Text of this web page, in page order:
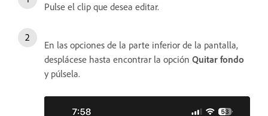
Pulse el clip que desea editar.
En las opciones de la parte inferior de la pantalla,
desplácese hasta encontrar la opción Quitar fondo
y púlsela.